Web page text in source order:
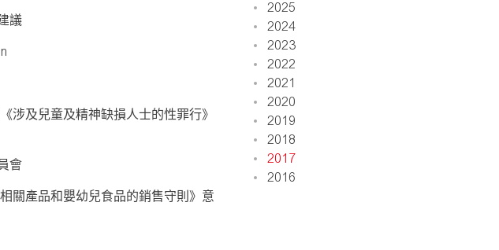
議
涉及兒童及精神缺損人士的性罪行》
會
關產品和嬰幼兒食品的銷售守則》意
2025
2024
2023
2022
2021
2020
2019
2018
2017
2016